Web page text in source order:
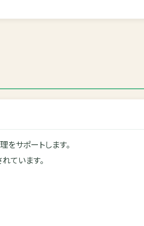
サポートします。
ています。